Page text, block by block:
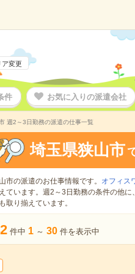
ア変更
件 お気に入りの派遣会社
週2～3日勤務の派遣の仕事一覧
埼玉県狭山市
市の派遣のお仕事情報です。 オフィス
ています。週2～3日勤務の条件の他に、
取り揃えています。
件中 1 ～ 30 件を表示中